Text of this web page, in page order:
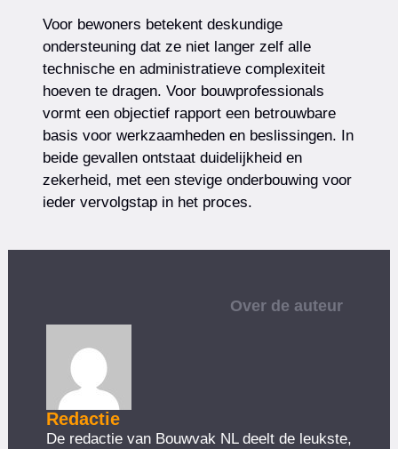
Voor bewoners betekent deskundige
ondersteuning dat ze niet langer zelf alle
technische en administratieve complexiteit
hoeven te dragen. Voor bouwprofessionals
vormt een objectief rapport een betrouwbare
basis voor werkzaamheden en beslissingen. In
beide gevallen ontstaat duidelijkheid en
zekerheid, met een stevige onderbouwing voor
ieder vervolgstap in het proces.
Over de auteur
Redactie
De redactie van Bouwvak NL deelt de leukste,